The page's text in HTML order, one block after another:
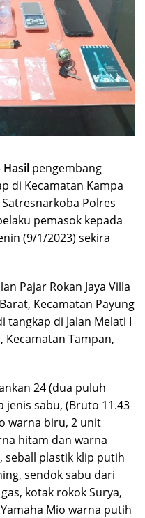
Hasil pengembang
di Kecamatan Kampa
Polres
pemasok kepada
(9/1/2023) sekira
Pajar Rokan Jaya Villa
Kecamatan Payung
tangkap di Jalan Melati I
Kecamatan Tampan,
24 (dua puluh
jenis sabu, (Bruto 11.43
warna biru, 2 unit
hitam dan warna
seball plastik klip putih
sendok sabu dari
kotak rokok Surya,
Mio warna putih